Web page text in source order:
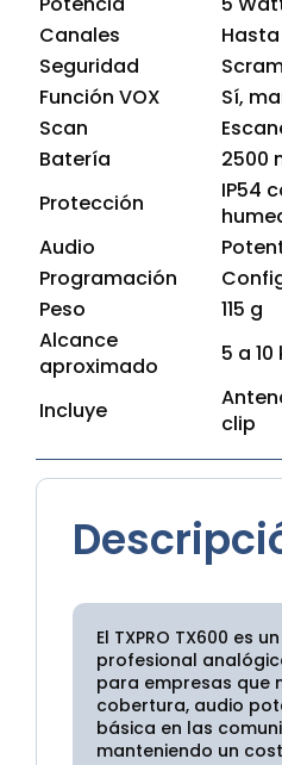
Canales
Seguridad
Función VOX
Sí,
Scan
Batería
2500
Protección
IP54
Audio
Programación
Peso
115 g
Alcance
aproximado
5 a
Incluye
clip
El TXPRO TX600 es
profesional
para empresas que
cobertura, audio
básica en las
manteniendo un